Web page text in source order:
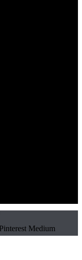
Pinterest Medium